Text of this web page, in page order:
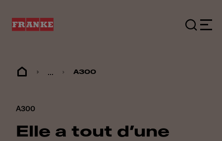
... A300
A300
Elle a tout d’une